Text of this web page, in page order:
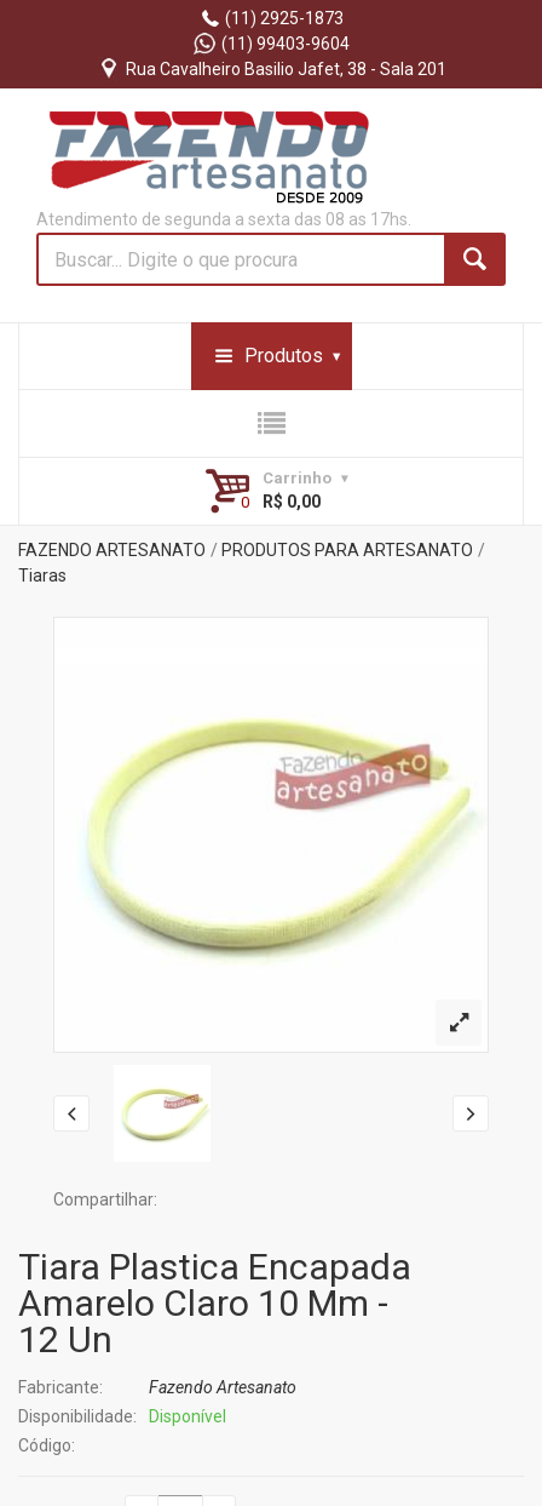
(11) 2925-1873
(11) 99403-9604
Rua Cavalheiro Basilio Jafet, 38 - Sala 201
Atendimento de segunda a sexta das 08 as 17hs.
Produtos
Carrinho
R$ 0,00
FAZENDO ARTESANATO
PRODUTOS PARA ARTESANATO
Tiaras
Compartilhar:
Tiara Plastica Encapada
Amarelo Claro 10 Mm -
12 Un
Fabricante:
Fazendo Artesanato
Disponibilidade:
Disponível
Código: